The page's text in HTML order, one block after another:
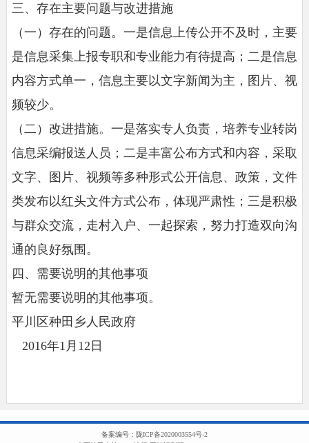
三、存在主要问题与改进措施
（一）存在的问题。一是信息上传公开不及时，主要
是信息采集上报专职和专业能力有待提高；二是信息
内容方式单一，信息主要以文字新闻为主，图片、视
频较少。
（二）改进措施。一是落实专人负责，培养专业转岗
信息采编报送人员；二是丰富公布方式和内容，采取
文字、图片、视频等多种形式公开信息、政策，文件
类发布以红头文件方式公布，体现严肃性；三是积极
与群众交流，走村入户、一起探索，努力打造双向沟
通的良好氛围。
四、需要说明的其他事项
暂无需要说明的其他事项。
平川区种田乡人民政府
2016年1月12日
备案编号： 陇ICP备2020003554号-2